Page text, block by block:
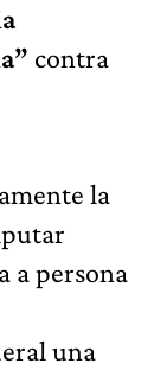
contra
la
a persona
una